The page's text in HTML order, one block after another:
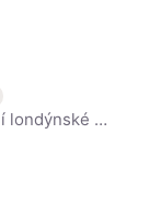
Britský režisér, producent, a scenárista. Scott je absolventem prestižní londýnské Royal Academy of Art. V roce 2003 byl Scott pasován na rytíře Řádu britského impéria za jeho přínos umění. Wikipedi